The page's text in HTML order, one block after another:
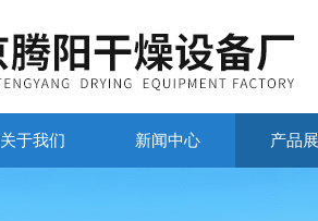
关于我们 新闻中心 产品